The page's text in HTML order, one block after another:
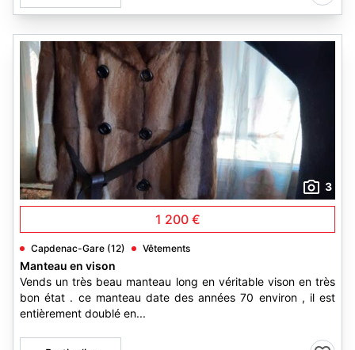
3
1 200 €
Capdenac-Gare (12) Vêtements
Manteau en vison
Vends un très beau manteau long en véritable vison en très
bon état . ce manteau date des années 70 environ , il est
entièrement doublé en...